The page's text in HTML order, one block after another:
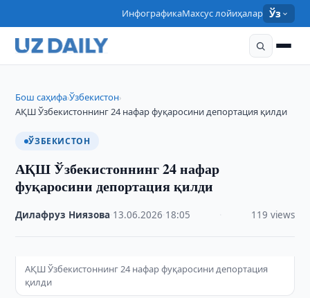
ИнфографикаМахсус лойиҳалар Ўз
Бош саҳифа›Ўзбекистон›
АҚШ Ўзбекистоннинг 24 нафар фуқаросини депортация қилди
ЎЗБЕКИСТОН
АҚШ Ўзбекистоннинг 24 нафар
фуқаросини депортация қилди
Дилафруз Ниязова 13.06.2026 18:05 119 views
АҚШ Ўзбекистоннинг 24 нафар фуқаросини депортация
қилди